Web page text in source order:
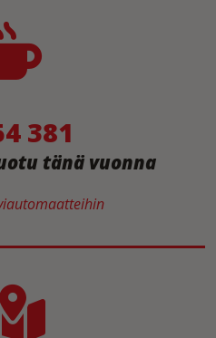
381
tänä vuonna